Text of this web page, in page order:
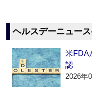
ヘルスデーニュース
米FDA
認
2026年